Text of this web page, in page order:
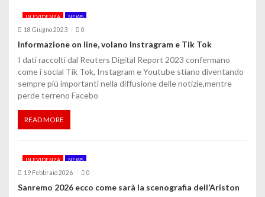
IN EVIDENZA NEWS
18 Giugno 2023 0
Informazione on line, volano Instragram e Tik Tok
I dati raccolti dal Reuters Digital Report 2023 confermano
come i social Tik Tok, Instagram e Youtube stiano diventando
sempre più importanti nella diffusione delle notizie,mentre
perde terreno Facebo
READ MORE
IN EVIDENZA NEWS
19 Febbraio 2026 0
Sanremo 2026 ecco come sarà la scenografia dell’Ariston